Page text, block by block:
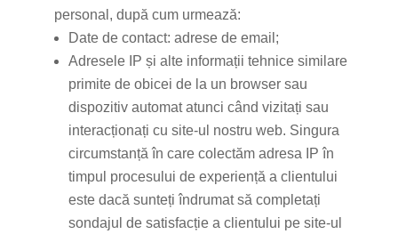
personal, după cum urmează:
Date de contact: adrese de email;
Adresele IP și alte informații tehnice similare
primite de obicei de la un browser sau
dispozitiv automat atunci când vizitați sau
interacționați cu site-ul nostru web. Singura
circumstanță în care colectăm adresa IP în
timpul procesului de experiență a clientului
este dacă sunteți îndrumat să completați
sondajul de satisfacție a clientului pe site-ul